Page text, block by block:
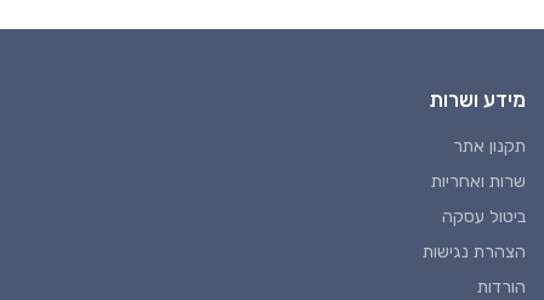
מידע ושרות
תקנון אתר
שרות ואחריות
ביטול עסקה
הצהרת נגישות
הורדות